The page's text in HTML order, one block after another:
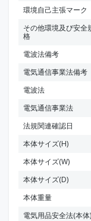
環境自己主張マーク
その他環境及び安全
格
電波法備考
電気通信事業法備考
電波法
電気通信事業法
法規関連確認日
本体サイズ(H)
本体サイズ(W)
本体サイズ(D)
本体重量
電気用品安全法(本体)